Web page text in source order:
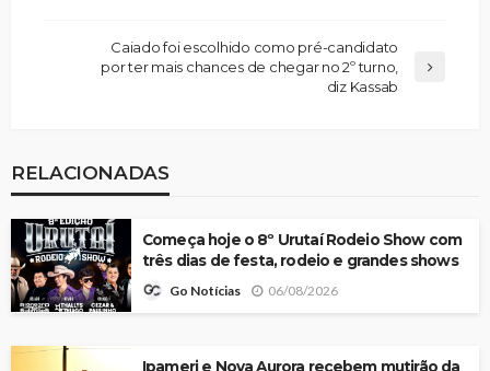
Caiado foi escolhido como pré-candidato
por ter mais chances de chegar no 2º turno,
diz Kassab
RELACIONADAS
Começa hoje o 8º Urutaí Rodeio Show com
três dias de festa, rodeio e grandes shows
Go Notícias 06/08/2026
Ipameri e Nova Aurora recebem mutirão da